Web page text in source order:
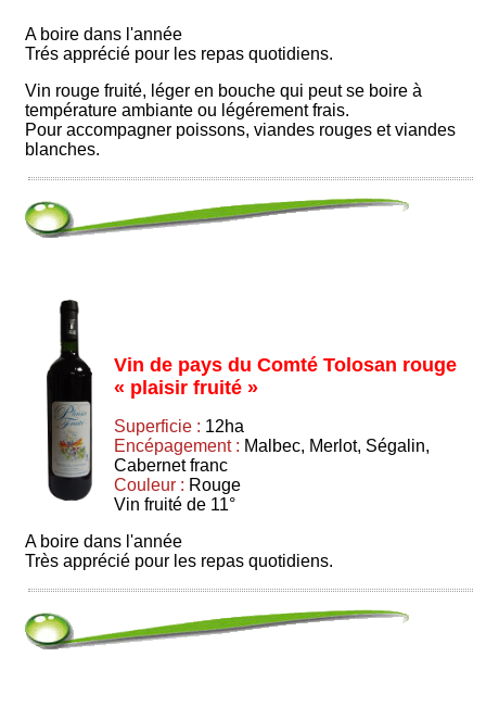
A boire dans l'année
Trés apprécié pour les repas quotidiens.
Vin rouge fruité, léger en bouche qui peut se boire à
température ambiante ou légérement frais.
Pour accompagner poissons, viandes rouges et viandes
blanches.
Vin de pays du Comté Tolosan rouge
« plaisir fruité »
Superficie : 12ha
Encépagement : Malbec, Merlot, Ségalin,
Cabernet franc
Couleur : Rouge
Vin fruité de 11°
A boire dans l'année
Très apprécié pour les repas quotidiens.